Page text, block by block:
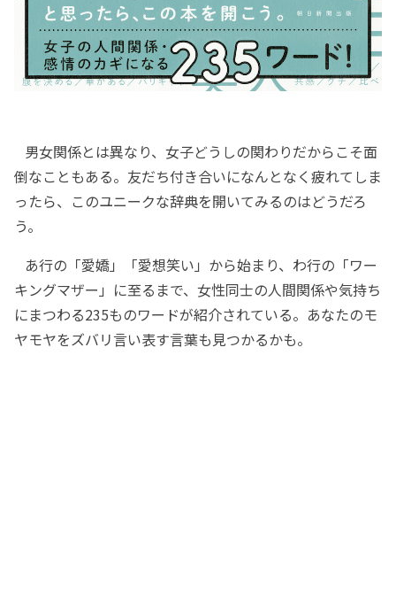
男女関係とは異なり、女子どうしの関わりだからこそ面
倒なこともある。友だち付き合いになんとなく疲れてしま
ったら、このユニークな辞典を開いてみるのはどうだろ
う。
あ行の「愛嬌」「愛想笑い」から始まり、わ行の「ワー
キングマザー」に至るまで、女性同士の人間関係や気持ち
にまつわる235ものワードが紹介されている。あなたのモ
ヤモヤをズバリ言い表す言葉も見つかるかも。